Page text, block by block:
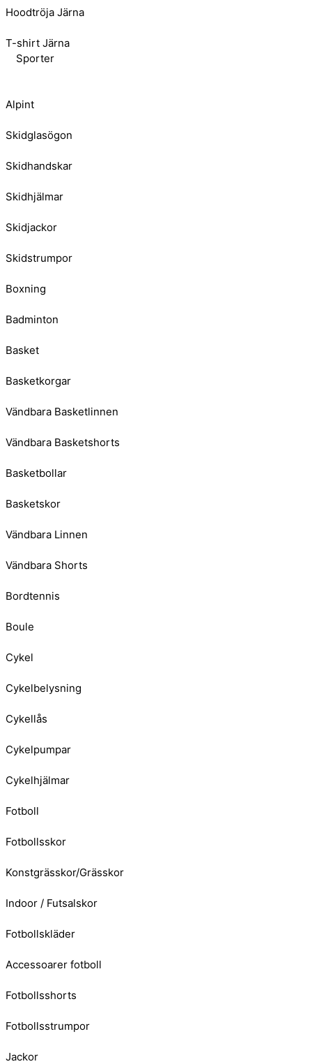
Hoodtröja Järna
T-shirt Järna
Sporter
Alpint
Skidglasögon
Skidhandskar
Skidhjälmar
Skidjackor
Skidstrumpor
Boxning
Badminton
Basket
Basketkorgar
Vändbara Basketlinnen
Vändbara Basketshorts
Basketbollar
Basketskor
Vändbara Linnen
Vändbara Shorts
Bordtennis
Boule
Cykel
Cykelbelysning
Cykellås
Cykelpumpar
Cykelhjälmar
Fotboll
Fotbollsskor
Konstgrässkor/Grässkor
Indoor / Futsalskor
Fotbollskläder
Accessoarer fotboll
Fotbollsshorts
Fotbollsstrumpor
Jackor